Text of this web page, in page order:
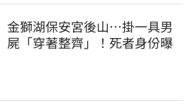
金獅湖保安宮後山…掛一具男
屍「穿著整齊」！死者身份曝